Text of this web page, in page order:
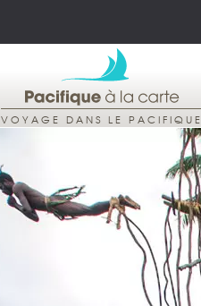
VOYAGE DANS LE PACIFIQUE